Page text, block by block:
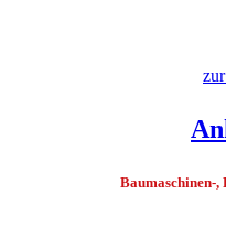
Baumaschinen-